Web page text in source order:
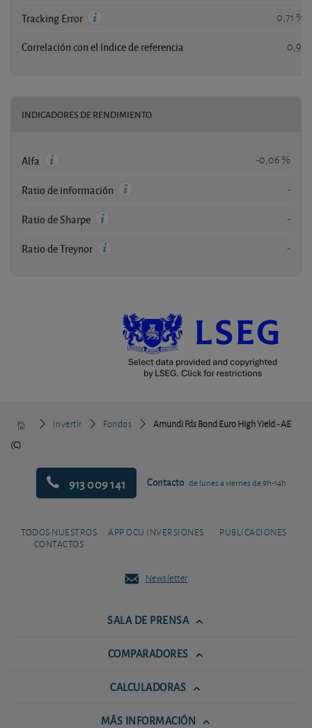
Tracking Error 0,71 %
Correlación con el índice de referencia 0,93
INDICADORES DE RENDIMIENTO
Alfa -0,06 %
Ratio de información -
Ratio de Sharpe -
Ratio de Treynor -
Invertir Fondos
Amundi Fds Bond Euro High Yield - AE
(C)
913 009 141 Contacto de lunes a viernes de 9h-14h
TODOS NUESTROS
CONTACTOS
APP OCU INVERSIONES PUBLICACIONES
Newsletter
SALA DE PRENSA
COMPARADORES
CALCULADORAS
MÁS INFORMACIÓN